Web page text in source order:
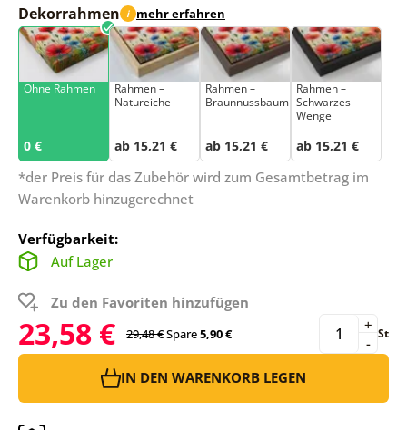
Dekorrahmen i mehr erfahren
Ohne Rahmen
0 €
Rahmen –
Natureiche
ab 15,21 €
Rahmen –
Braunnussbaum
ab 15,21 €
Rahmen –
Schwarzes
Wenge
ab 15,21 €
*der Preis für das Zubehör wird zum Gesamtbetrag im
Warenkorb hinzugerechnet
Verfügbarkeit:
Auf Lager
Zu den Favoriten hinzufügen
23,58 € 29,48 €Spare5,90 € -
+ St
IN DEN WARENKORB LEGEN